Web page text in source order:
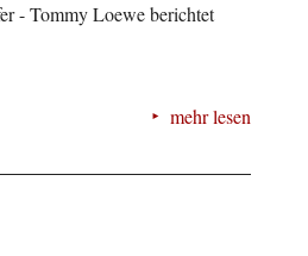
- Tommy Loewe berichtet
mehr lesen